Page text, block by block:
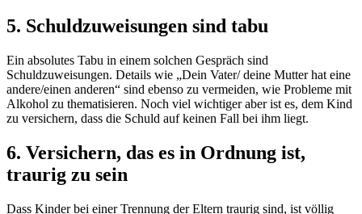
5. Schuldzuweisungen sind tabu
Ein absolutes Tabu in einem solchen Gespräch sind
Schuldzuweisungen. Details wie „Dein Vater/ deine Mutter hat eine
andere/einen anderen“ sind ebenso zu vermeiden, wie Probleme mit
Alkohol zu thematisieren. Noch viel wichtiger aber ist es, dem Kind
zu versichern, dass die Schuld auf keinen Fall bei ihm liegt.
6. Versichern, das es in Ordnung ist,
traurig zu sein
Dass Kinder bei einer Trennung der Eltern traurig sind, ist völlig